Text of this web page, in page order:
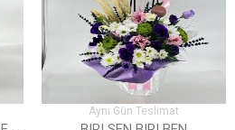
Aynı Gün Teslimat